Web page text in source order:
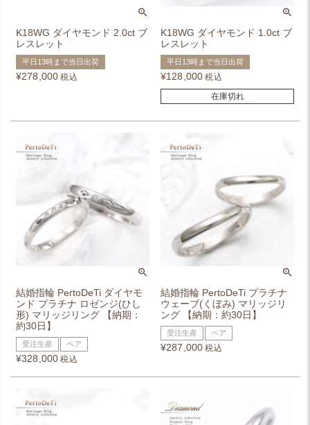
K18WG ダイヤモンド 2.0ct ブ
レスレット
平日13時まで当日出荷
¥278,000 税込
K18WG ダイヤモンド 1.0ct ブ
レスレット
平日13時まで当日出荷
¥128,000 税込
在庫切れ
結婚指輪 PertoDeTi ダイヤモ
ンド プラチナ ロゼンジ(ひし
形) マリッジリング 【納期：
約30日】
受注生産 ペア
¥328,000 税込
結婚指輪 PertoDeTi プラチナ
ウェーブ(くぼみ) マリッジリ
ング 【納期：約30日】
受注生産 ペア
¥287,000 税込